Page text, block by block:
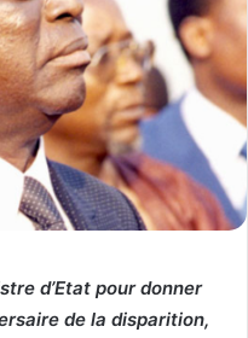
d’Etat pour donner
de la disparition,